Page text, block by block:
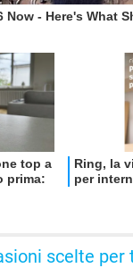
scelte per